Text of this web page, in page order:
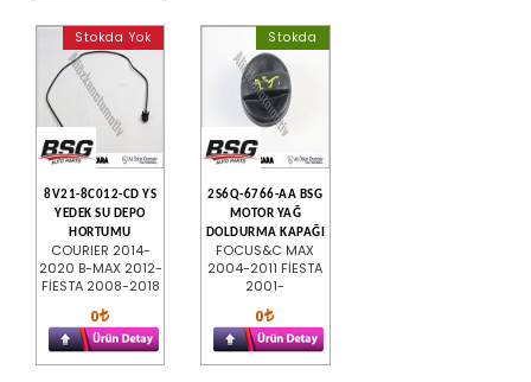
Stokda Yok
8V21-8C012-CD YS
YEDEK SU DEPO
HORTUMU
COURIER 2014-
2020 B-MAX 2012-
FİESTA 2008-2018
0
Stokda
2S6Q-6766-AA BSG
MOTOR YAĞ
DOLDURMA KAPAĞI
FOCUS&C MAX
2004-2011 FİESTA
2001-
0